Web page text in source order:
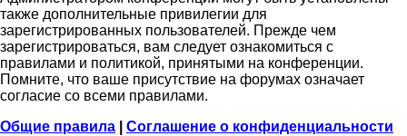
также дополнительные привилегии для
зарегистрированных пользователей. Прежде чем
зарегистрироваться, вам следует ознакомиться с
правилами и политикой, принятыми на конференции.
Помните, что ваше присутствие на форумах означает
согласие со всеми правилами.
Общие правила
Соглашение о конфиденциальности